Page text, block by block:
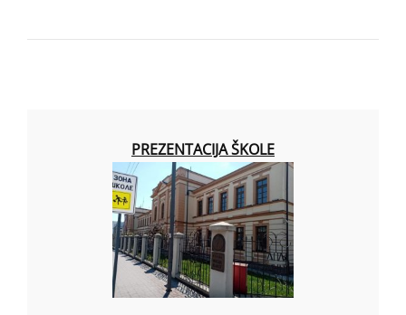
PREZENTACIJA ŠKOLE